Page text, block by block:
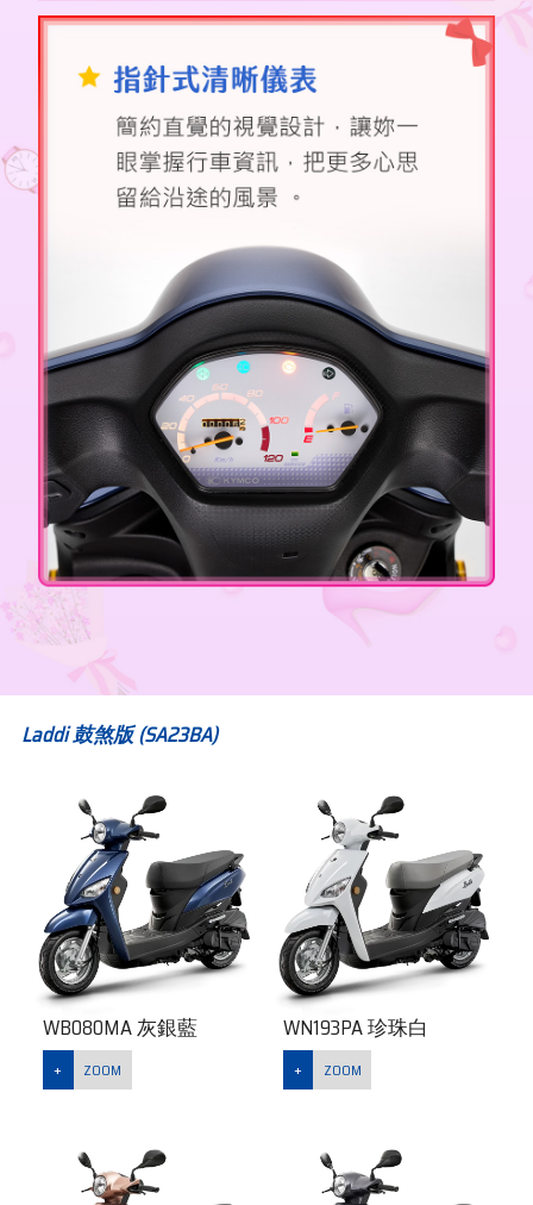
Laddi 鼓煞版 (SA23BA)
WB080MA 灰銀藍 WN193PA 珍珠白